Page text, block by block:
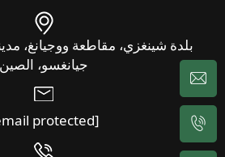
بلدة شينغزي، مقاطعة ووجيانغ،
جيانغسو، الصين
[email protected]